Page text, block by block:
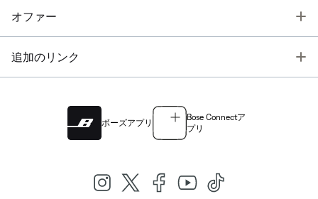
オファー
追加のリンク
ボーズアプリ
Bose Connectア
プリ